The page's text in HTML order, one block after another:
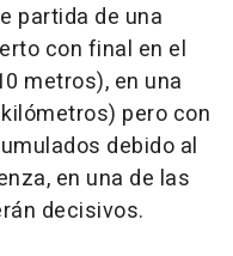
partida de una
con final en el
metros), en una
pero con
debido al
en una de las
decisivos.